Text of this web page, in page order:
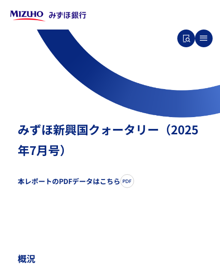
みずほ新興国クォータリー（2025
年7月号）
本レポートのPDFデータはこちら
概況